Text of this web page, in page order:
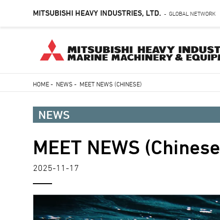
to
MITSUBISHI HEAVY INDUSTRIES, LTD. - GLOBAL NETWORK
Breadcrumb
HOME- NEWS - MEET NEWS (CHINESE)
NEWS
MEET NEWS
2025-11-17